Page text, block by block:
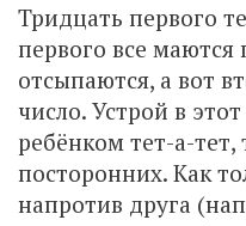
Тридцать первого
первого все
отсыпаются, а вот
число. Устрой в
ребёнком тет-а-тет,
посторонних. Как
напротив друга